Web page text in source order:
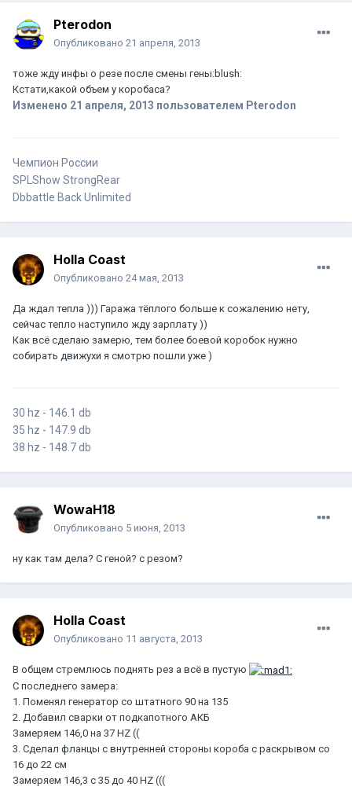
Pterodon
Опубликовано 21 апреля, 2013
тоже жду инфы о резе после смены гены:blush:
Кстати,какой объем у коробаса?
Изменено 21 апреля, 2013 пользователем Pterodon
Чемпион России
SPLShow StrongRear
Dbbattle Back Unlimited
Holla Coast
Опубликовано 24 мая, 2013
Да ждал тепла ))) Гаража тёплого больше к сожалению нету,
сейчас тепло наступило жду зарплату ))
Как всё сделаю замерю, тем более боевой коробок нужно
собирать движухи я смотрю пошли уже )
30 hz - 146.1 db
35 hz - 147.9 db
38 hz - 148.7 db
WowaH18
Опубликовано 5 июня, 2013
ну как там дела? С геной? с резом?
Holla Coast
Опубликовано 11 августа, 2013
В общем стремлюсь поднять рез а всё в пустую
С последнего замера:
1. Поменял генератор со штатного 90 на 135
2. Добавил сварки от подкапотного АКБ
Замеряем 146,0 на 37 HZ ((
3. Сделал фланцы с внутренней стороны короба с раскрывом со
16 до 22 см
Замеряем 146,3 с 35 до 40 HZ (((